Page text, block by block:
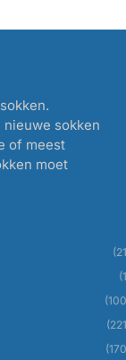
sokken
of meest
moet